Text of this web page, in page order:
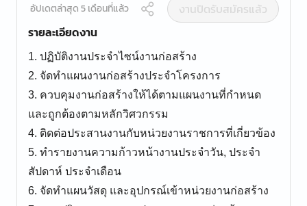
อัปเดตล่าสุด 5 เดือนที่แล้ว
งานปิดรับสมัครแล้ว
รายละเอียดงาน
1. ปฏิบัติงานประจำไซน์งานก่อสร้าง
2. จัดทำแผนงานก่อสร้างประจำโครงการ
3. ควบคุมงานก่อสร้างให้ได้ตามแผนงานที่กำหนด
และถูกต้องตามหลักวิศวกรรม
4. ติดต่อประสานงานกับหน่วยงานราชการที่เกี่ยวข้อง
5. ทำรายงานความก้าวหน้างานประจำวัน, ประจำ
สัปดาห์ ประจำเดือน
6. จัดทำแผนวัสดุ และอุปกรณ์เข้าหน่วยงานก่อสร้าง